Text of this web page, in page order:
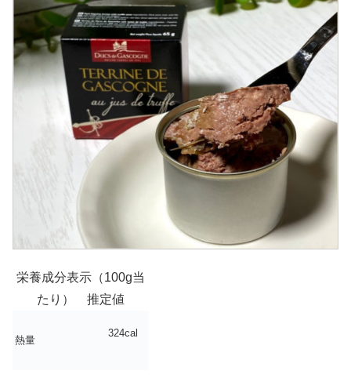
栄養成分表示（100g当
たり） 推定値
熱量
324cal